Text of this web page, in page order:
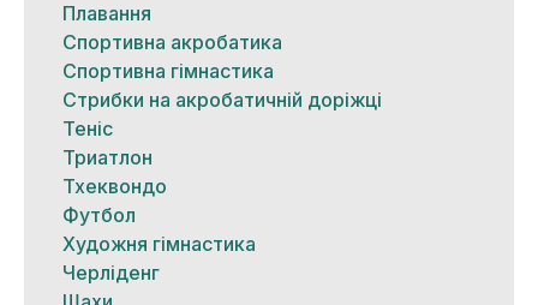
Плавання
Спортивна акробатика
Спортивна гімнастика
Стрибки на акробатичній доріжці
Теніс
Триатлон
Тхеквондо
Футбол
Художня гімнастика
Черліденг